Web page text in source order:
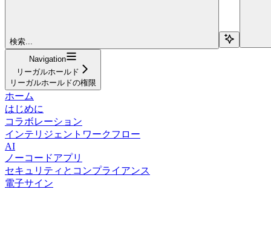
検索...
Navigation
リーガルホールド
リーガルホールドの権限
ホーム
はじめに
コラボレーション
インテリジェントワークフロー
AI
ノーコードアプリ
セキュリティとコンプライアンス
電子サイン